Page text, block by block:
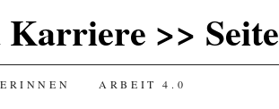
>> Seite
ARBEIT 4.0